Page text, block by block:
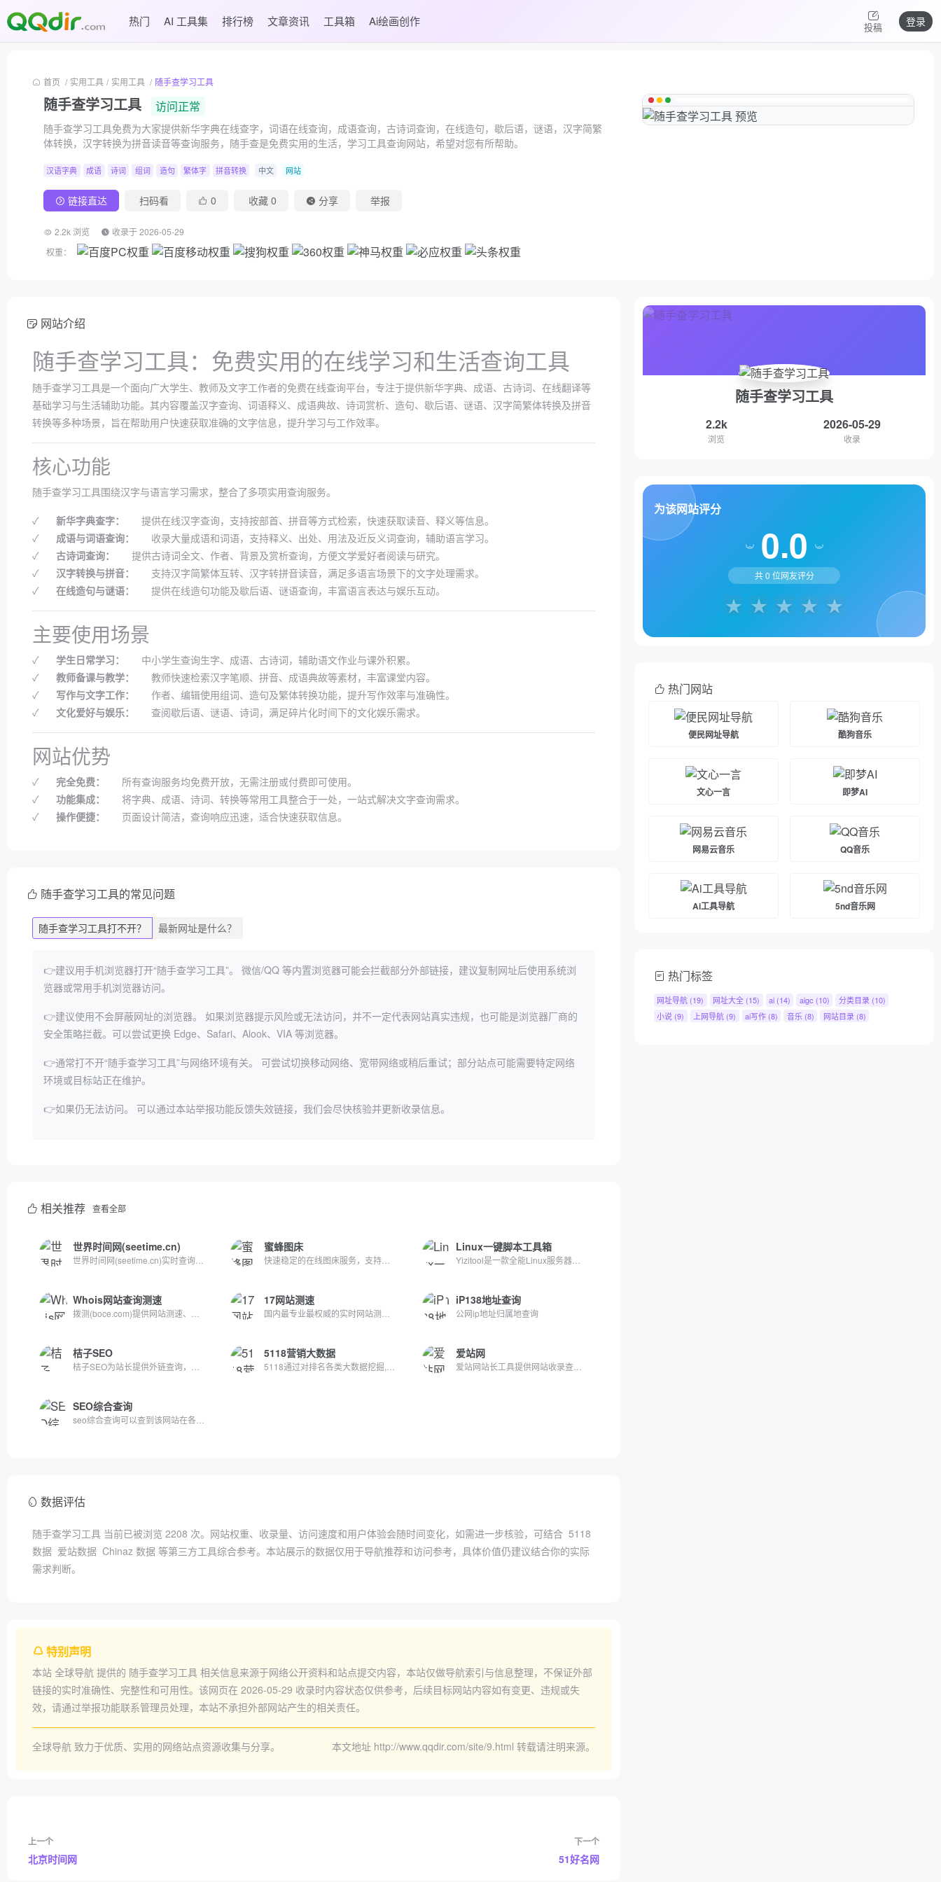
热门 AI 工具集 排行榜 文章资讯 工具箱 Ai绘画创作 投稿 登录
首页 / 实用工具 / 实用工具 / 随手查学习工具
随手查学习工具 访问正常
随手查学习工具免费为大家提供新华字典在线查字，词语在线查询，成语查询，古诗词查询，在线造句，歇后语，谜语，汉字简繁
体转换，汉字转换为拼音读音等查询服务，随手查是免费实用的生活，学习工具查询网站，希望对您有所帮助。
汉语字典 成语 诗词 组词 造句 繁体字 拼音转换 中文 网站
链接直达 扫码看 0 收藏 0 分享 举报
2.2k 浏览
收录于 2026-05-29
权重：
网站介绍
随手查学习工具：免费实用的在线学习和生活查询工具
随手查学习工具是一个面向广大学生、教师及文字工作者的免费在线查询平台，专注于提供新华字典、成语、古诗词、在线翻译等
基础学习与生活辅助功能。其内容覆盖汉字查询、词语释义、成语典故、诗词赏析、造句、歇后语、谜语、汉字简繁体转换及拼音
转换等多种场景，旨在帮助用户快速获取准确的文字信息，提升学习与工作效率。
核心功能
随手查学习工具围绕汉字与语言学习需求，整合了多项实用查询服务。
✓ 新华字典查字：
提供在线汉字查询，支持按部首、拼音等方式检索，快速获取读音、释义等信息。
✓
成语与词语查询：
收录大量成语和词语，支持释义、出处、用法及近反义词查询，辅助语言学习。
✓
古诗词查询：
提供古诗词全文、作者、背景及赏析查询，方便文学爱好者阅读与研究。
✓
汉字转换与拼音：
支持汉字简繁体互转、汉字转拼音读音，满足多语言场景下的文字处理需求。
✓
在线造句与谜语： 提供在线造句功能及歇后语、谜语查询，丰富语言表达与娱乐互动。
主要使用场景
✓ 学生日常学习：
中小学生查询生字、成语、古诗词，辅助语文作业与课外积累。
✓
教师备课与教学：
教师快速检索汉字笔顺、拼音、成语典故等素材，丰富课堂内容。
✓
写作与文字工作：
作者、编辑使用组词、造句及繁体转换功能，提升写作效率与准确性。
✓
文化爱好与娱乐： 查阅歇后语、谜语、诗词，满足碎片化时间下的文化娱乐需求。
网站优势
✓ 完全免费：
所有查询服务均免费开放，无需注册或付费即可使用。
✓
功能集成：
将字典、成语、诗词、转换等常用工具整合于一处，一站式解决文字查询需求。
✓
操作便捷： 页面设计简洁，查询响应迅速，适合快速获取信息。
随手查学习工具的常见问题
随手查学习工具打不开？ 最新网址是什么？
👉建议用手机浏览器打开“随手查学习工具”。
微信/QQ 等内置浏览器可能会拦截部分外部链接，建议复制网址后使用系统浏
览器或常用手机浏览器访问。
👉建议使用不会屏蔽网址的浏览器。
如果浏览器提示风险或无法访问，并不一定代表网站真实违规，也可能是浏览器厂商的
安全策略拦截。可以尝试更换 Edge、Safari、Alook、VIA 等浏览器。
👉通常打不开“随手查学习工具”与网络环境有关。
可尝试切换移动网络、宽带网络或稍后重试；部分站点可能需要特定网络
环境或目标站正在维护。
👉如果仍无法访问。 可以通过本站举报功能反馈失效链接，我们会尽快核验并更新收录信息。
相关推荐 查看全部
世界时间网(seetime.cn) 蜜蜂图床 Linux一键脚本工具箱
Yizitool是一款全能Linux服务器管理工具箱，提供Docker管理、L...
Whois网站查询测速 17网站测速 iP138地址查询
公网ip地址归属地查询
桔子SEO 5118营销大数据 爱站网
爱站网站长工具提供网站收录查询和站长查询以及百度权重值查询...
SEO综合查询
数据评估
随手查学习工具 当前已被浏览 2208 次。网站权重、收录量、访问速度和用户体验会随时间变化，如需进一步核验，可结合 5118
数据 爱站数据 Chinaz 数据 等第三方工具综合参考。本站展示的数据仅用于导航推荐和访问参考，具体价值仍建议结合你的实际
需求判断。
特别声明
本站 全球导航 提供的 随手查学习工具 相关信息来源于网络公开资料和站点提交内容，本站仅做导航索引与信息整理，不保证外部
链接的实时准确性、完整性和可用性。该网页在 2026-05-29 收录时内容状态仅供参考，后续目标网站内容如有变更、违规或失
效，请通过举报功能联系管理员处理，本站不承担外部网站产生的相关责任。
全球导航 致力于优质、实用的网络站点资源收集与分享。 本文地址 http://www.qqdir.com/site/9.html 转载请注明来源。
上一个
北京时间网
下一个
51好名网
随手查学习工具
2.2k
浏览
2026-05-29
收录
为该网站评分
0.0
共0 位网友评分
热门网站
便民网址导航 酷狗音乐
文心一言 即梦AI
网易云音乐 QQ音乐
Ai工具导航 5nd音乐网
热门标签
网址导航 (19) 网址大全 (15) ai (14) aigc (10) 分类目录 (10)
小说 (9) 上网导航 (9) ai写作 (8) 音乐 (8) 网站目录 (8)